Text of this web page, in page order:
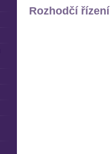
Rozhodčí řízení